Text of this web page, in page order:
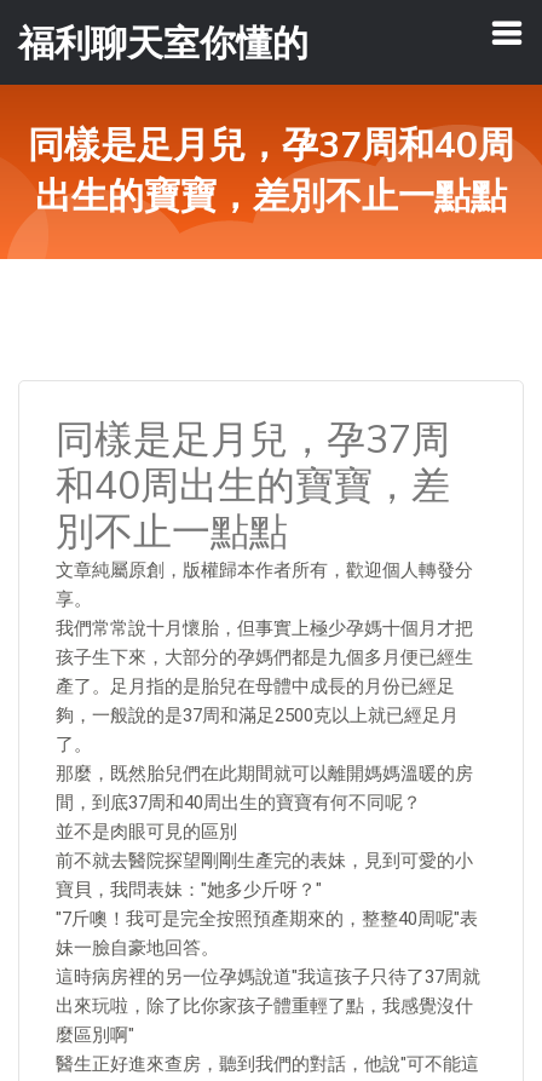
福利聊天室你懂的
同樣是足月兒，孕37周和40周
出生的寶寶，差別不止一點點
同樣是足月兒，孕37周
和40周出生的寶寶，差
別不止一點點
文章純屬原創，版權歸本作者所有，歡迎個人轉發分
享。
我們常常說十月懷胎，但事實上極少孕媽十個月才把
孩子生下來，大部分的孕媽們都是九個多月便已經生
產了。足月指的是胎兒在母體中成長的月份已經足
夠，一般說的是37周和滿足2500克以上就已經足月
了。
那麼，既然胎兒們在此期間就可以離開媽媽溫暖的房
間，到底37周和40周出生的寶寶有何不同呢？
並不是肉眼可見的區別
前不就去醫院探望剛剛生產完的表妹，見到可愛的小
寶貝，我問表妹："她多少斤呀？"
"7斤噢！我可是完全按照預產期來的，整整40周呢"表
妹一臉自豪地回答。
這時病房裡的另一位孕媽說道"我這孩子只待了37周就
出來玩啦，除了比你家孩子體重輕了點，我感覺沒什
麼區別啊"
醫生正好進來查房，聽到我們的對話，他說"可不能這